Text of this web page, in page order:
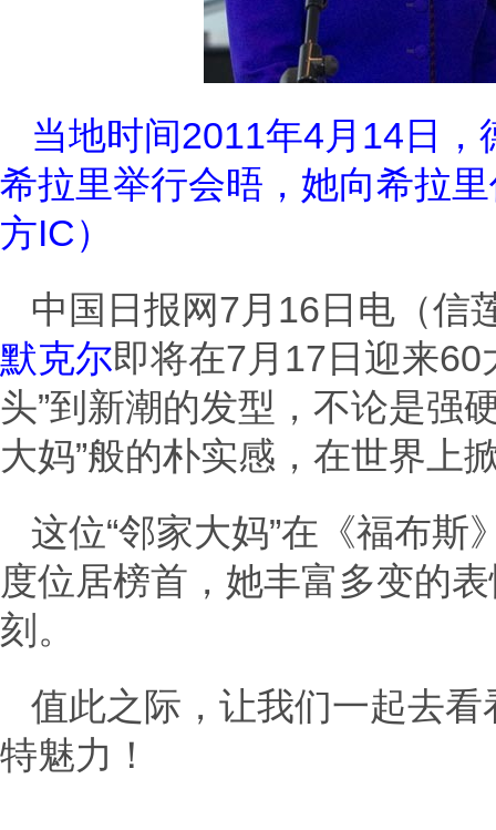
当地时间2011年4月14日
希拉里举行会晤，她向希拉
方IC）
中国日报网7月16日电（信
默克尔即将在7月17日迎来60
头”到新潮的发型，不论是强
大妈”般的朴实感，在世界上
这位“邻家大妈”在《福布
度位居榜首，她丰富多变的
刻。
值此之际，让我们一起去
特魅力！